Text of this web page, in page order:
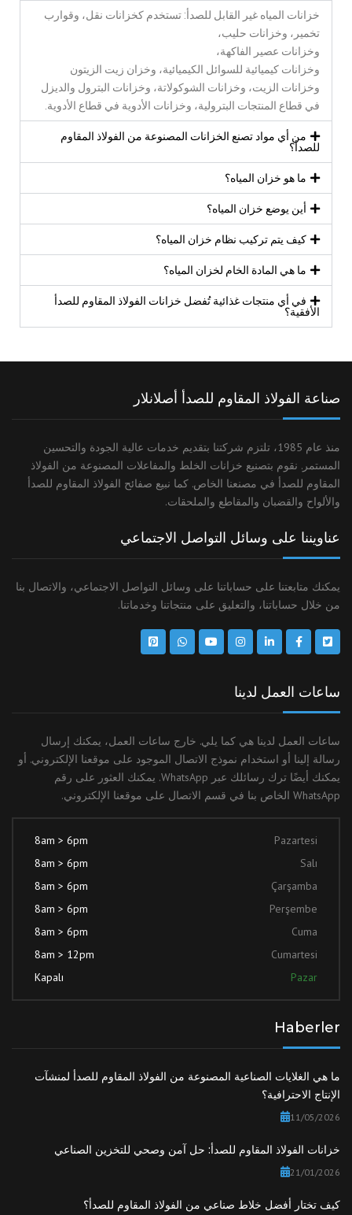
خزانات المياه غير القابل للصدأ: تستخدم كخزانات نقل، وقوارب
تخمير، وخزانات حليب،
وخزانات عصير الفاكهة،
وخزانات كيميائية للسوائل الكيميائية، وخزان زيت الزيتون
وخزانات الزيت، وخزانات الشوكولاتة، وخزانات البترول والديزل
في قطاع المنتجات البترولية، وخزانات الأدوية في قطاع الأدوية.
من أي مواد تصنع الخزانات المصنوعة من الفولاذ المقاوم
للصدأ؟
ما هو خزان المياه؟
أين يوضع خزان المياه؟
كيف يتم تركيب نظام خزان المياه؟
ما هي المادة الخام لخزان المياه؟
في أي منتجات غذائية تُفضل خزانات الفولاذ المقاوم للصدأ
الأفقية؟
صناعة الفولاذ المقاوم للصدأ أصلانلار
منذ عام 1985، تلتزم شركتنا بتقديم خدمات عالية الجودة والتحسين
المستمر. نقوم بتصنيع خزانات الخلط والمفاعلات المصنوعة من الفولاذ
المقاوم للصدأ في مصنعنا الخاص. كما نبيع صفائح الفولاذ المقاوم للصدأ
والألواح والقضبان والمقاطع والملحقات.
عناويننا على وسائل التواصل الاجتماعي
يمكنك متابعتنا على حساباتنا على وسائل التواصل الاجتماعي، والاتصال بنا
من خلال حساباتنا، والتعليق على منتجاتنا وخدماتنا.
ساعات العمل لدينا
ساعات العمل لدينا هي كما يلي. خارج ساعات العمل، يمكنك إرسال
رسالة إلينا أو استخدام نموذج الاتصال الموجود على موقعنا الإلكتروني. أو
يمكنك أيضًا ترك رسائلك عبر WhatsApp. يمكنك العثور على رقم
WhatsApp الخاص بنا في قسم الاتصال على موقعنا الإلكتروني.
Pazartesi
8am > 6pm
Salı
8am > 6pm
Çarşamba
8am > 6pm
Perşembe
8am > 6pm
Cuma
8am > 6pm
Cumartesi
8am > 12pm
Pazar
Kapalı
Haberler
ما هي الغلايات الصناعية المصنوعة من الفولاذ المقاوم للصدأ لمنشآت
الإنتاج الاحترافية؟
11/05/2026
خزانات الفولاذ المقاوم للصدأ: حل آمن وصحي للتخزين الصناعي
21/01/2026
كيف تختار أفضل خلاط صناعي من الفولاذ المقاوم للصدأ؟